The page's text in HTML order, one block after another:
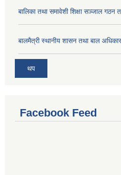
बालिका तथा समावेशी शिक्षा सञ्जाल गठन
बालमैत्री स्थानीय शासन तथा बाल
थप
Facebook Feed